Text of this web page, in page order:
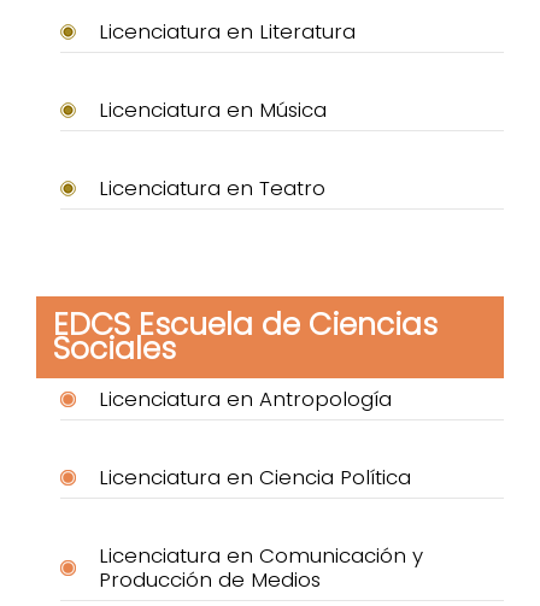
Licenciatura en Literatura
Licenciatura en Música
Licenciatura en Teatro
EDCS Escuela de Ciencias
Sociales
Licenciatura en Antropología
Licenciatura en Ciencia Política
Licenciatura en Comunicación y
Producción de Medios